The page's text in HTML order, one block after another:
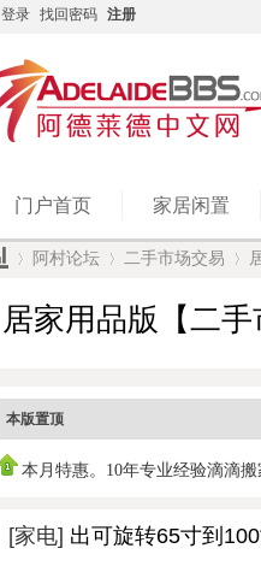
登录 找回密码 注册
门户首页 家居闲置
阿村论坛 二手市场交易
居家用品版【二手
本版置顶
本月特惠。10年专业经验滴滴
[家电] 出可旋转65寸到